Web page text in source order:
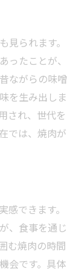
かみ
わい方
の工夫
歴史
知る
提案
沢体験
とは
られます。
ったことが、
ながらの味噌
を生み出しま
され、世代を
では、焼肉が
できます。
、食事を通じ
む焼肉の時間
会です。具体